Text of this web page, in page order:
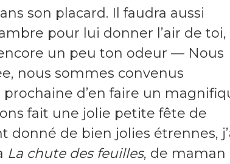
son placard. Il faudra aussi
pour lui donner l’air de toi,
un peu ton odeur — Nous
nous sommes convenus
d’en faire un
fait une jolie petite fête de
donné de bien jolies étrennes,
La chute des feuilles, de maman